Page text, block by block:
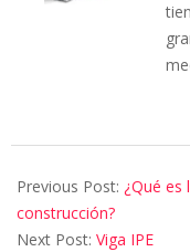
Previous Post: ¿Qué es
construcción?
Next Post: Viga IPE